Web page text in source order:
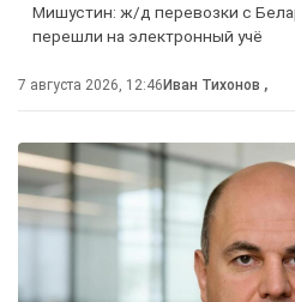
Мишустин: ж/д перевозки с
перешли на электронный учё
7 августа 2026, 12:46 Иван Тихонов ,